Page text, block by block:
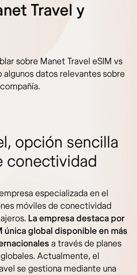
Travel y
sobre Manet Travel eSIM vs
algunos datos relevantes sobre
opción sencilla
conectividad
especializada en el
móviles de conectividad
La empresa destaca por
única global disponible en más
a través de planes
Actualmente, el
se gestiona mediante una